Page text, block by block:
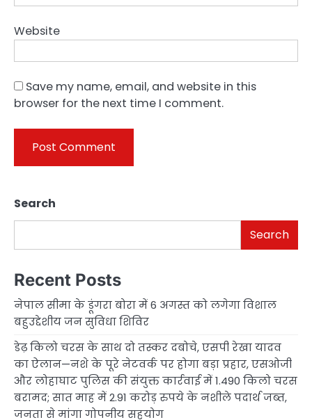
Website
Save my name, email, and website in this
browser for the next time I comment.
Search
Search
Recent Posts
नेपाल सीमा के डूंगरा बोरा में 6 अगस्त को लगेगा विशाल
बहुउद्देशीय जन सुविधा शिविर
डेढ़ किलो चरस के साथ दो तस्कर दबोचे, एसपी रेखा यादव
का ऐलान—नशे के पूरे नेटवर्क पर होगा बड़ा प्रहार, एसओजी
और लोहाघाट पुलिस की संयुक्त कार्रवाई में 1.490 किलो चरस
बरामद; सात माह में 2.91 करोड़ रुपये के नशीले पदार्थ जब्त,
जनता से मांगा गोपनीय सहयोग